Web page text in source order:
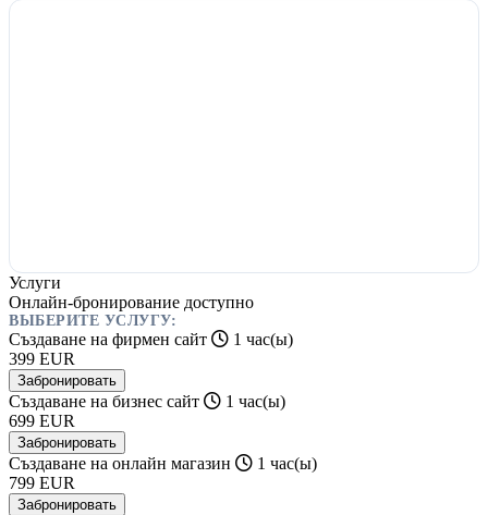
Услуги
Онлайн-бронирование доступно
ВЫБЕРИТЕ УСЛУГУ:
Създаване на фирмен сайт
1 час(ы)
399 EUR
Забронировать
Създаване на бизнес сайт
1 час(ы)
699 EUR
Забронировать
Създаване на онлайн магазин
1 час(ы)
799 EUR
Забронировать